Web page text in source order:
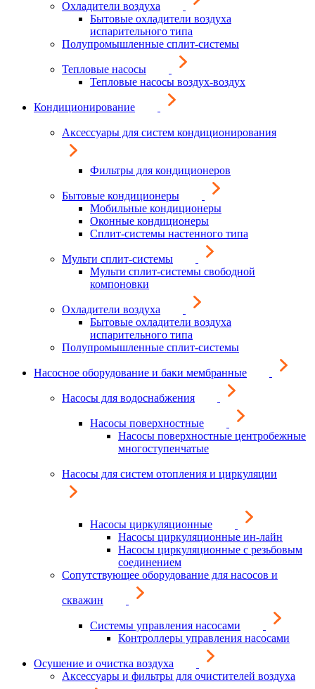
Охладители воздуха
Бытовые охладители воздуха
испарительного типа
Полупромышленные сплит-системы
Тепловые насосы
Тепловые насосы воздух-воздух
Кондиционирование
Аксессуары для систем кондиционирования
Фильтры для кондиционеров
Бытовые кондиционеры
Мобильные кондиционеры
Оконные кондиционеры
Сплит-системы настенного типа
Мульти сплит-системы
Мульти сплит-системы свободной
компоновки
Охладители воздуха
Бытовые охладители воздуха
испарительного типа
Полупромышленные сплит-системы
Насосное оборудование и баки мембранные
Насосы для водоснабжения
Насосы поверхностные
Насосы поверхностные центробежные
многоступенчатые
Насосы для систем отопления и циркуляции
Насосы циркуляционные
Насосы циркуляционные ин-лайн
Насосы циркуляционные с резьбовым
соединением
Сопутствующее оборудование для насосов и
скважин
Системы управления насосами
Контроллеры управления насосами
Осушение и очистка воздуха
Аксессуары и фильтры для очистителей воздуха